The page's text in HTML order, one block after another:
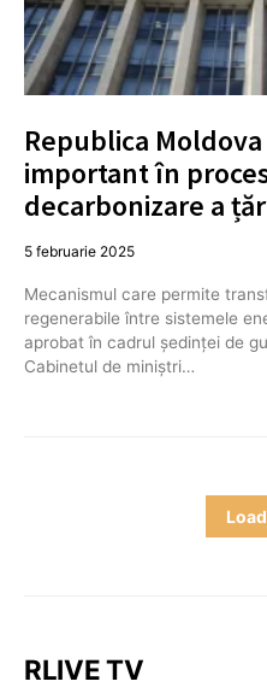
Republica
important în
decarbonizare a
5 februarie 2025
Mecanismul care permite
regenerabile între sistemele
aprobat în cadrul ședinței de
Cabinetul de miniștri…
RLIVE TV